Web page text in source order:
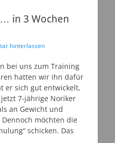
in 3 Wochen
hinterlassen
bei uns zum Training
hatten wir ihn dafür
er sich gut entwickelt,
7-jährige Noriker
an Gewicht und
möchten die
schicken. Das